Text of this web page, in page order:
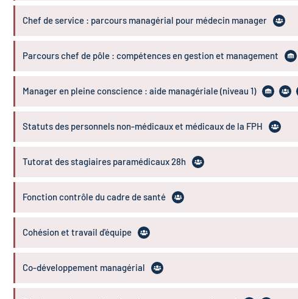
Chef de service : parcours managérial pour médecin manager
Parcours chef de pôle : compétences en gestion et management
Manager en pleine conscience : aide managériale (niveau 1)
Statuts des personnels non-médicaux et médicaux de la FPH
Tutorat des stagiaires paramédicaux 28h
Fonction contrôle du cadre de santé
Cohésion et travail d'équipe
Co-développement managérial